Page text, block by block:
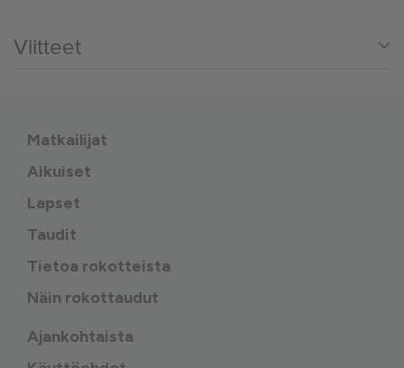
Viitteet
Matkailijat
Aikuiset
Lapset
Taudit
Tietoa rokotteista
Näin rokottaudut
Ajankohtaista